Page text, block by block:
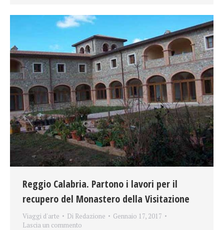
Reggio Calabria. Partono i lavori per il
recupero del Monastero della Visitazione
Viaggi d'arte Di Redazione
Gennaio 17, 2017
Lascia un commento